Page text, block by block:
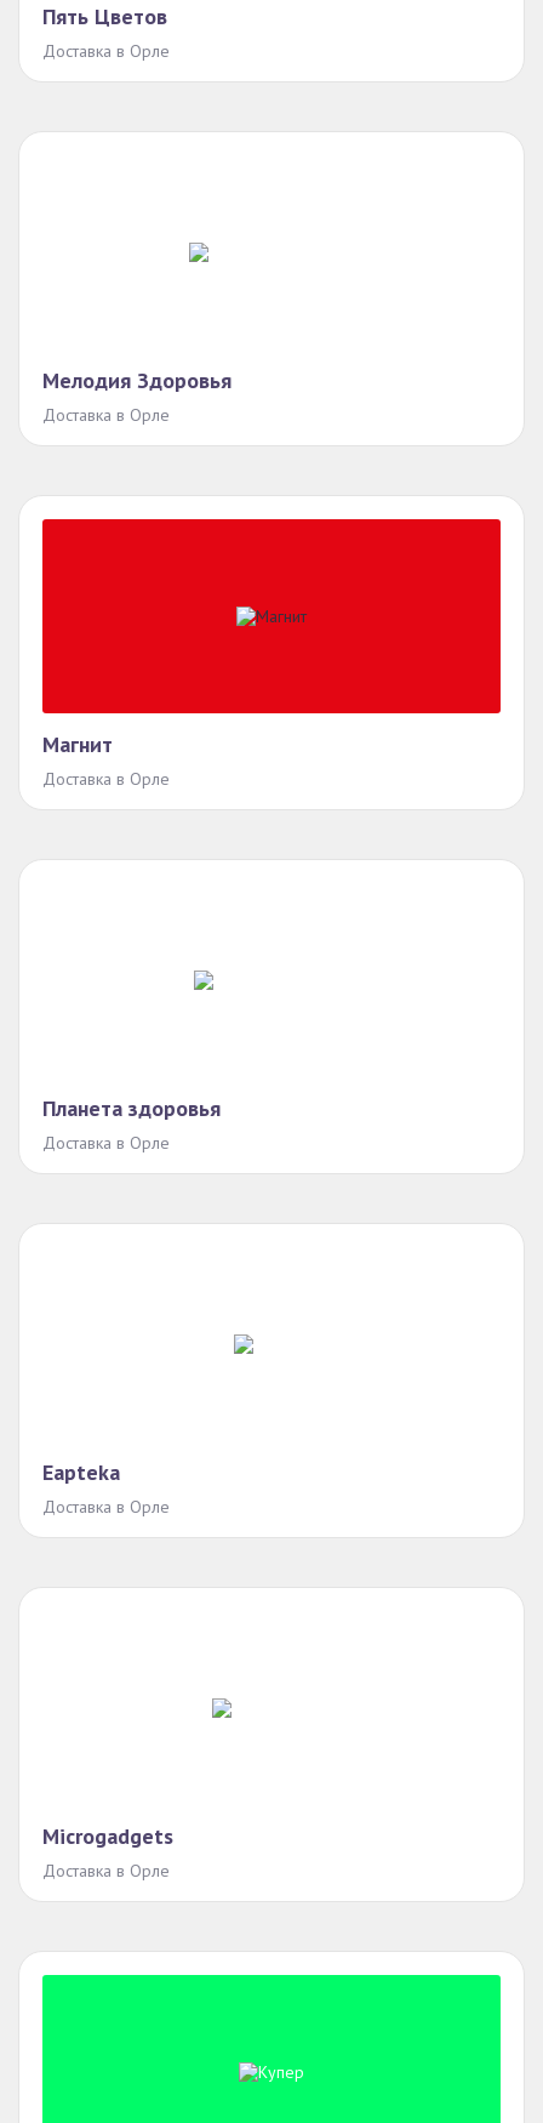
Пять Цветов
Доставка в Орле
Мелодия Здоровья
Доставка в Орле
Магнит
Доставка в Орле
Планета здоровья
Доставка в Орле
Eapteka
Доставка в Орле
Microgadgets
Доставка в Орле